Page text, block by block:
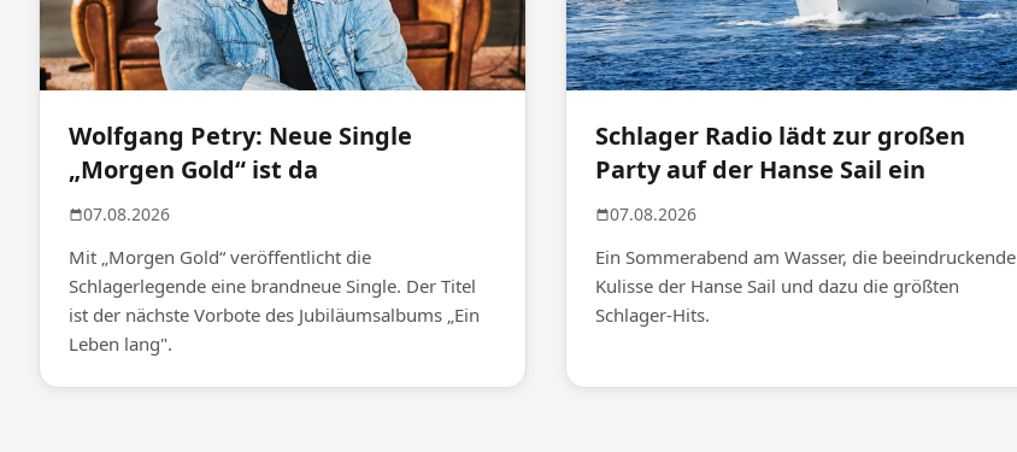
Wolfgang Petry: Neue Single
„Morgen Gold“ ist da
07.08.2026
Mit „Morgen Gold“ veröffentlicht die
Schlagerlegende eine brandneue Single. Der Titel
ist der nächste Vorbote des Jubiläumsalbums „Ein
Leben lang".
Schlager Radio lädt zur großen
Party auf der Hanse Sail ein
07.08.2026
Ein Sommerabend am Wasser, die beeindruckende
Kulisse der Hanse Sail und dazu die größten
Schlager-Hits.